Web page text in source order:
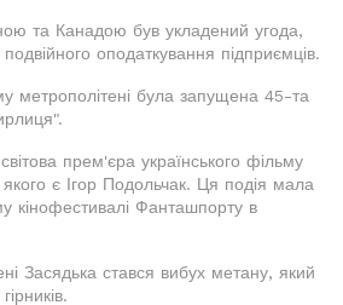
та Канадою був укладений угода,
оподаткування підприємців.
метрополітені була запущена 45-та
прем'єра українського фільму
є Ігор Подольчак. Ця подія мала
кінофестивалі Фанташпорту в
Засядька стався вибух метану, який